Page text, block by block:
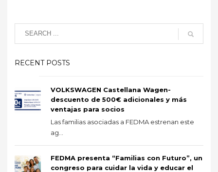
RECENT POSTS
VOLKSWAGEN Castellana Wagen-
descuento de 500€ adicionales y más
ventajas para socios
Las familias asociadas a FEDMA estrenan este
ag...
FEDMA presenta “Familias con Futuro”, un
congreso para cuidar la vida y educar el